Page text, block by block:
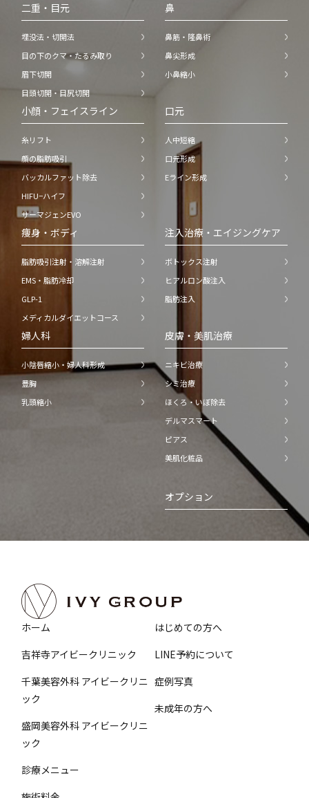
二重・目元
埋没法・切開法
目の下のクマ・たるみ取り
眉下切開
目頭切開・目尻切開
鼻
鼻筋・隆鼻術
鼻尖形成
小鼻縮小
小顔・フェイスライン
糸リフト
顔の脂肪吸引
バッカルファット除去
HIFU−ハイフ
サーマジェンEVO
口元
人中短縮
口元形成
Eライン形成
痩身・ボディ
脂肪吸引注射・溶解注射
EMS・脂肪冷却
GLP-1
メディカルダイエットコース
注入治療・エイジングケア
ボトックス注射
ヒアルロン酸注入
脂肪注入
婦人科
小陰唇縮小・婦人科形成
豊胸
乳頭縮小
皮膚・美肌治療
ニキビ治療
シミ治療
ほくろ・いぼ除去
デルマスマート
ピアス
美肌化粧品
オプション
ホーム
吉祥寺アイビークリニック
千葉美容外科 アイビークリニ
ック
盛岡美容外科 アイビークリニ
ック
診療メニュー
はじめての方へ
LINE予約について
症例写真
未成年の方へ